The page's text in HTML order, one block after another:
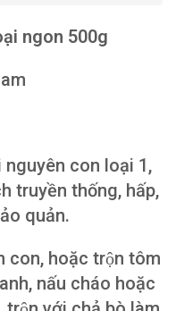
ngon 500g
con loại 1,
truyền thống, hấp,
quản.
con, hoặc trộn tôm
nấu cháo hoặc